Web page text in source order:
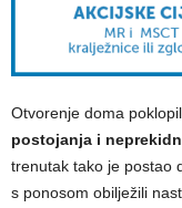
Otvorenje doma
postojanja i
trenutak tako je postao
s ponosom obilježili